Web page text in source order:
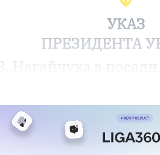
УКАЗ
ПРЕЗИДЕНТА